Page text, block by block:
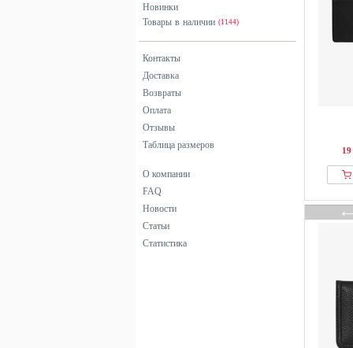
Новинки
Товары в наличии (1144)
Контакты
Доставка
Возвраты
Оплата
Отзывы
Таблица размеров
О компании
FAQ
Новости
Статьи
Статистика